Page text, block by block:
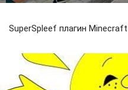
SuperSpleef плагин Minecraft